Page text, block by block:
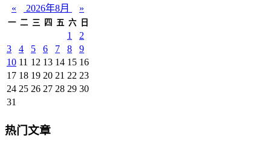
« 2026年8月 »
一 二 三 四 五 六 日
1
2
3
4 5 6 7 8
9
10 11 12 13 14 15 16
17 18 19 20 21 22 23
24 25 26 27 28 29 30
31
热门文章